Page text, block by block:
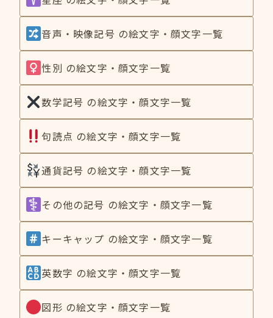
音声・映像記号 の絵文字・顔文字一覧
性別 の絵文字・顔文字一覧
数学記号 の絵文字・顔文字一覧
句読点 の絵文字・顔文字一覧
通貨記号 の絵文字・顔文字一覧
その他の記号 の絵文字・顔文字一覧
キーキャップ の絵文字・顔文字一覧
英数字 の絵文字・顔文字一覧
図形 の絵文字・顔文字一覧